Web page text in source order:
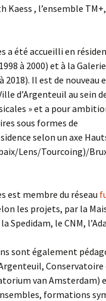
Kaess , l’ensemble
a été accueilli en
à 2000) et à la
2018). Il est de nouveau
d’Argenteuil au sein
» et a pour
sous formes de
selon un axe
Lens/Tourcoing)/
est membre du réseau
les projets, par la
Spedidam, le CNM,
sont également
Conservatoire
van Amsterdam)
formations